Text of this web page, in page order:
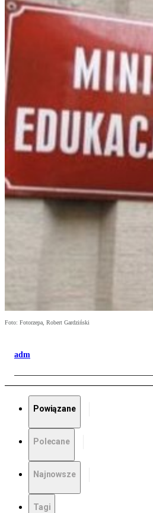
Foto: Fotorzepa, Robert Gardziński
adm
Powiązane
Polecane
Najnowsze
Tagi